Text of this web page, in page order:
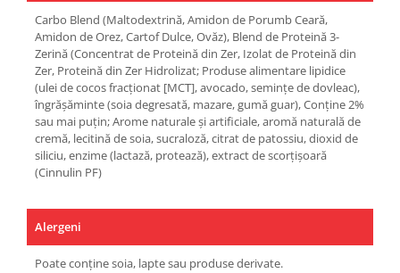
Carbo Blend (Maltodextrină, Amidon de Porumb Ceară,
Amidon de Orez, Cartof Dulce, Ovăz), Blend de Proteină 3-
Zerină (Concentrat de Proteină din Zer, Izolat de Proteină din
Zer, Proteină din Zer Hidrolizat; Produse alimentare lipidice
(ulei de cocos fracționat [MCT], avocado, semințe de dovleac),
îngrășăminte (soia degresată, mazare, gumă guar), Conține 2%
sau mai puțin; Arome naturale și artificiale, aromă naturală de
cremă, lecitină de soia, sucraloză, citrat de patossiu, dioxid de
siliciu, enzime (lactază, protează), extract de scorțișoară
(Cinnulin PF)
Alergeni
Poate conține soia, lapte sau produse derivate.